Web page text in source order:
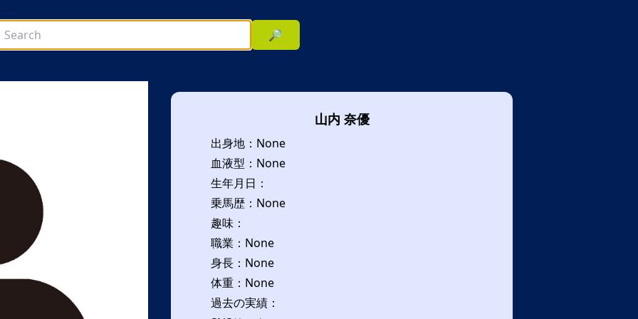
🔎
山内 奈優
出身地：None
血液型：None
生年月日：
乗馬歴：None
趣味：
職業：None
身長：None
体重：None
過去の実績：